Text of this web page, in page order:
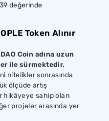
değerinde
Token Alınır
Coin adına uzun
ile sürmektedir.
nitelikler sonrasında
ölçüde artış
hikâyeye sahip olan
projeler arasında yer